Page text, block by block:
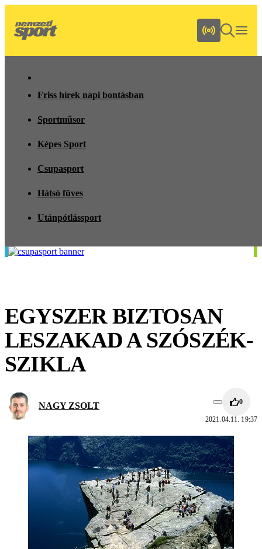
Friss hírek napi bontásban
Sportműsor
Képes Sport
Csupasport
Hátsó füves
Utánpótlássport
EGYSZER BIZTOSAN
LESZAKAD A SZÓSZÉK-
SZIKLA
NAGY ZSOLT 0
2021.04.11. 19:37